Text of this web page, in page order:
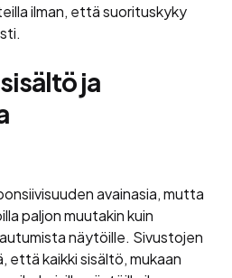
ilman, että suorituskyky
ja
avainasia, mutta
paljon muutakin kuin
näytöille. Sivustojen
että kaikki sisältö, mukaan